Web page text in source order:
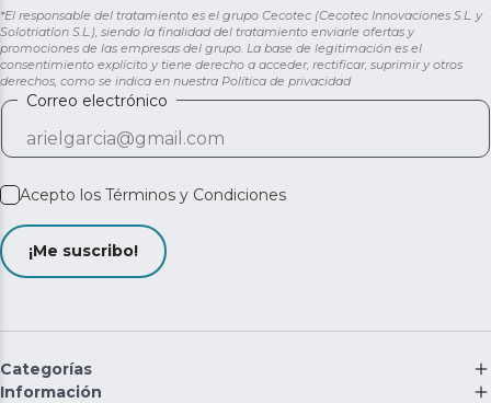
*El responsable del tratamiento es el grupo Cecotec (Cecotec Innovaciones S.L. y
Solotriatlon S.L.), siendo la finalidad del tratamiento enviarle ofertas y
promociones de las empresas del grupo. La base de legitimación es el
consentimiento explícito y tiene derecho a acceder, rectificar, suprimir y otros
derechos, como se indica en nuestra Política de privacidad
Correo electrónico
Acepto los Términos y Condiciones
¡Me suscribo!
Categorías
Información